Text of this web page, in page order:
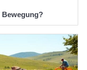
Bewegung?